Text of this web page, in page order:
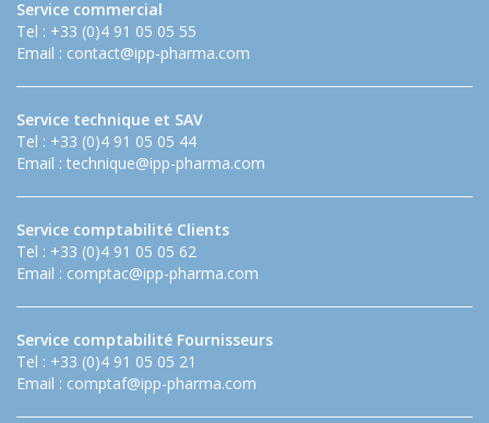
Service commercial
Tel : +33 (0)4 91 05 05 55
Email : contact@ipp-pharma.com
Service technique et SAV
Tel : +33 (0)4 91 05 05 44
Email : technique@ipp-pharma.com
Service comptabilité Clients
Tel : +33 (0)4 91 05 05 62
Email : comptac@ipp-pharma.com
Service comptabilité Fournisseurs
Tel : +33 (0)4 91 05 05 21
Email : comptaf@ipp-pharma.com